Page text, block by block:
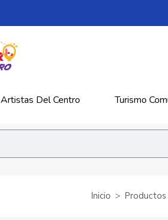
Artistas Del Centro Turismo
Inicio Productos